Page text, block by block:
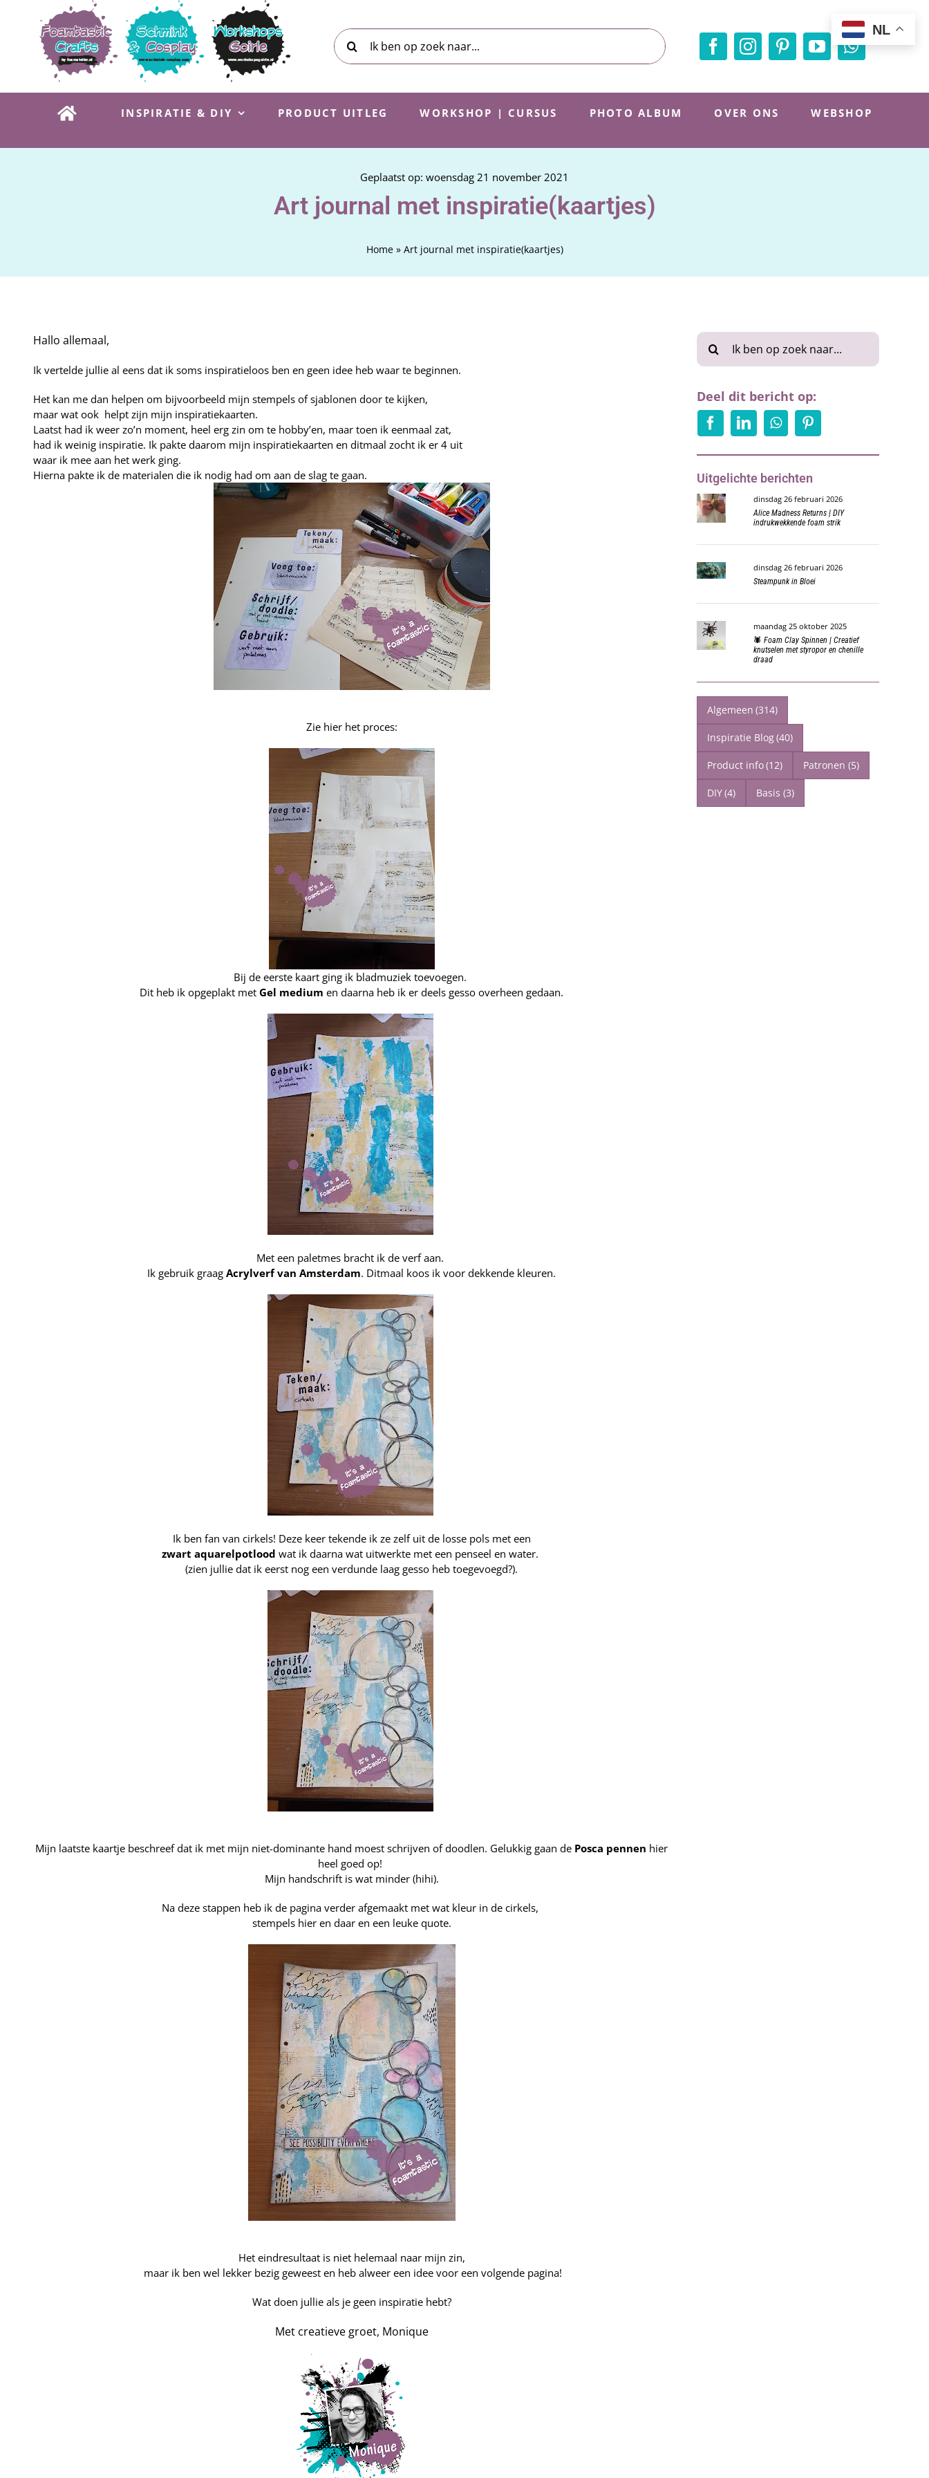
Zoeken
naar:
INSPIRATIE & DIY PRODUCT UITLEG WORKSHOP | CURSUS PHOTO ALBUM OVER ONS WEBSHOP
Geplaatst op: woensdag 21 november 2021
Art journal met inspiratie(kaartjes)
Home» Art journal met inspiratie(kaartjes)
Hallo allemaal,
Ik vertelde jullie al eens dat ik soms inspiratieloos ben en geen idee heb waar te beginnen.
Het kan me dan helpen om bijvoorbeeld mijn stempels of sjablonen door te kijken,
maar wat ook helpt zijn mijn inspiratiekaarten.
Laatst had ik weer zo’n moment, heel erg zin om te hobby’en, maar toen ik eenmaal zat,
had ik weinig inspiratie. Ik pakte daarom mijn inspiratiekaarten en ditmaal zocht ik er 4 uit
waar ik mee aan het werk ging.
Hierna pakte ik de materialen die ik nodig had om aan de slag te gaan.
Zie hier het proces:
Bij de eerste kaart ging ik bladmuziek toevoegen.
Dit heb ik opgeplakt met Gel medium en daarna heb ik er deels gesso overheen gedaan.
Met een paletmes bracht ik de verf aan.
Ik gebruik graag Acrylverf van Amsterdam. Ditmaal koos ik voor dekkende kleuren.
Ik ben fan van cirkels! Deze keer tekende ik ze zelf uit de losse pols met een
zwart aquarelpotlood wat ik daarna wat uitwerkte met een penseel en water.
(zien jullie dat ik eerst nog een verdunde laag gesso heb toegevoegd?).
Mijn laatste kaartje beschreef dat ik met mijn niet-dominante hand moest schrijven of doodlen. Gelukkig gaan de Posca pennen hier
heel goed op!
Mijn handschrift is wat minder (hihi).
Na deze stappen heb ik de pagina verder afgemaakt met wat kleur in de cirkels,
stempels hier en daar en een leuke quote.
Het eindresultaat is niet helemaal naar mijn zin,
maar ik ben wel lekker bezig geweest en heb alweer een idee voor een volgende pagina!
Wat doen jullie als je geen inspiratie hebt?
Met creatieve groet, Monique
Zoeken
naar:
Deel dit bericht op:
Uitgelichte berichten
dinsdag 26 februari 2026
Alice Madness Returns | DIY
indrukwekkende foam strik
dinsdag 26 februari 2026
Steampunk in Bloei
maandag 25 oktober 2025
🕷️ Foam Clay Spinnen | Creatief
knutselen met styropor en chenille
draad
Algemeen (314)
Inspiratie Blog(40)
Product info(12) Patronen (5)
DIY(4) Basis (3)
NL